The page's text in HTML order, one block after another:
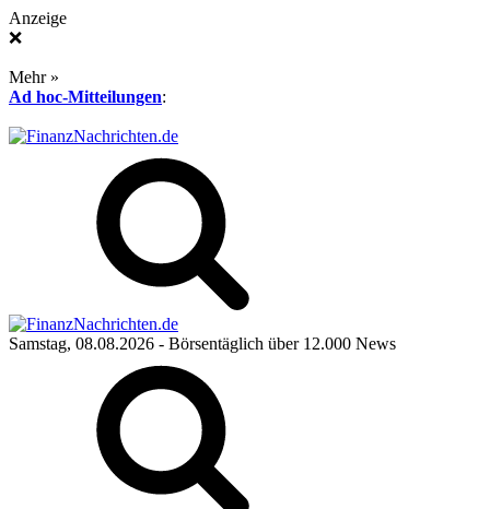
Anzeige
❌
Mehr »
Ad hoc-Mitteilungen:
Samstag, 08.08.2026 - Börsentäglich über 12.000 News